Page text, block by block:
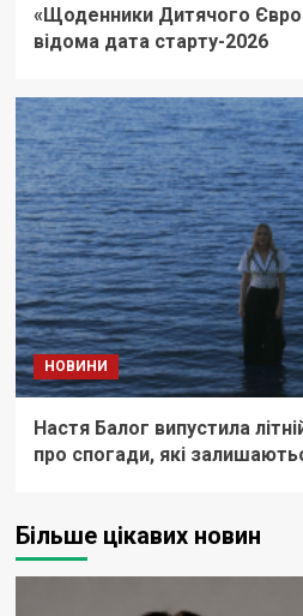
«Щоденники Дитячого
відома дата старту-2026
НОВИНИ
Настя Балог випустила
про спогади, які
Більше цікавих новин